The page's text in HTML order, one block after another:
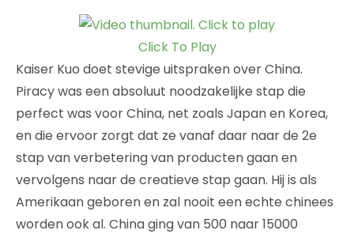
Click To Play
Kaiser Kuo doet stevige uitspraken over China.
Piracy was een absoluut noodzakelijke stap die
perfect was voor China, net zoals Japan en Korea,
en die ervoor zorgt dat ze vanaf daar naar de 2e
stap van verbetering van producten gaan en
vervolgens naar de creatieve stap gaan. Hij is als
Amerikaan geboren en zal nooit een echte chinees
worden ook al. China ging van 500 naar 15000